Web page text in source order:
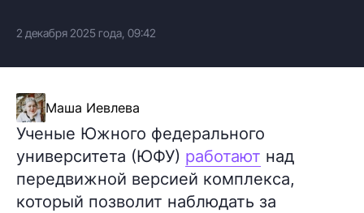
2 декабря 2025 года, 09:42
Маша Иевлева
Ученые Южного федерального
университета (ЮФУ) работают над
передвижной версией комплекса,
который позволит наблюдать за